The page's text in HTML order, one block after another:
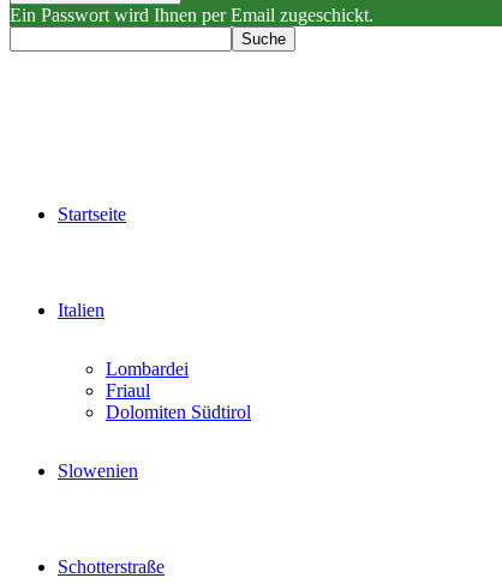
Ein Passwort wird Ihnen per Email zugeschickt.
Startseite
Italien
Lombardei
Friaul
Dolomiten Südtirol
Slowenien
Schotterstraße